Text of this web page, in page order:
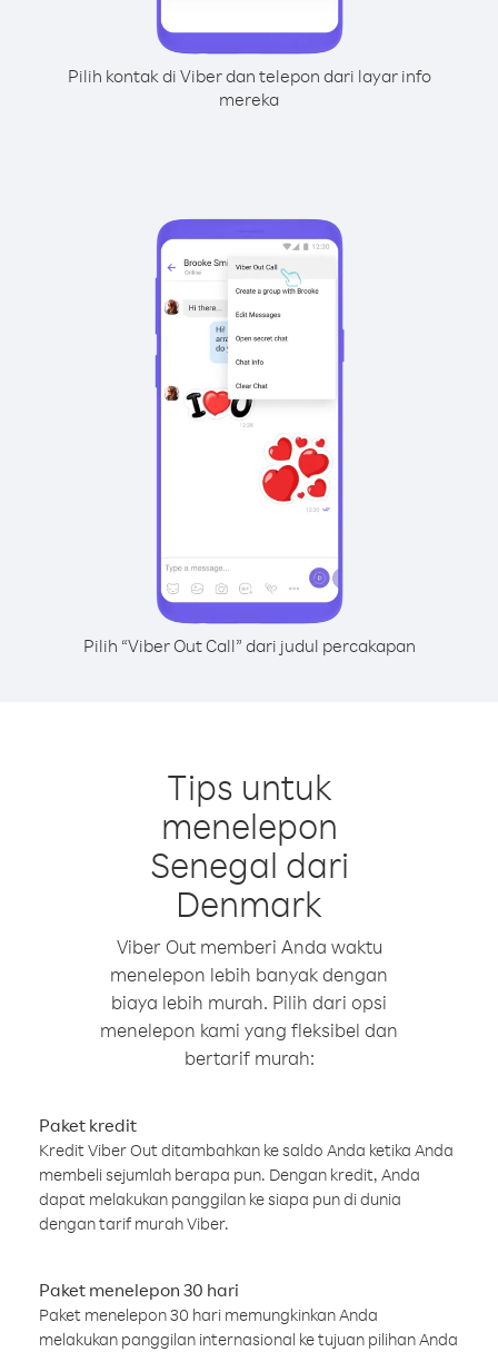
Pilih kontak di Viber dan telepon dari layar info
mereka
Pilih “Viber Out Call” dari judul percakapan
Tips untuk
menelepon
Senegal dari
Denmark
Viber Out memberi Anda waktu
menelepon lebih banyak dengan
biaya lebih murah. Pilih dari opsi
menelepon kami yang fleksibel dan
bertarif murah:
Paket kredit
Kredit Viber Out ditambahkan ke saldo Anda ketika Anda
membeli sejumlah berapa pun. Dengan kredit, Anda
dapat melakukan panggilan ke siapa pun di dunia
dengan tarif murah Viber.
Paket menelepon 30 hari
Paket menelepon 30 hari memungkinkan Anda
melakukan panggilan internasional ke tujuan pilihan Anda